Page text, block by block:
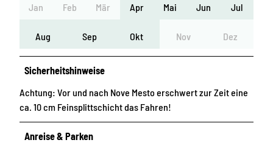
Jan Feb Mär Apr Mai Jun Jul
Aug Sep Okt Nov Dez
Sicherheitshinweise
Achtung: Vor und nach Nove Mesto erschwert zur Zeit eine
ca. 10 cm Feinsplittschicht das Fahren!
Anreise & Parken